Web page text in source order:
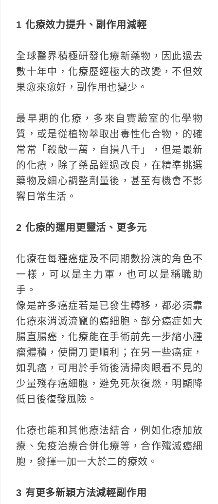
1 化療效力提升、副作用減輕
全球醫界積極研發化療新藥物，因此過去
數十年中，化療歷經極大的改變，不但效
果愈來愈好，副作用也變少。
最早期的化療，多來自實驗室的化學物
質，或是從植物萃取出毒性化合物，的確
常常「殺敵一萬，自損八千」，但是最新
的化療，除了藥品經過改良，在精準挑選
藥物及細心調整劑量後，甚至有機會不影
響日常生活。
2 化療的運用更靈活、更多元
化療在每種癌症及不同期數扮演的角色不
一樣，可以是主力軍，也可以是稱職助
手。
像是許多癌症若是已發生轉移，都必須靠
化療來消滅流竄的癌細胞。部分癌症如大
腸直腸癌，化療能在手術前先一步縮小腫
瘤體積，使開刀更順利；在另一些癌症，
如乳癌，可用於手術後清掃肉眼看不見的
少量殘存癌細胞，避免死灰復燃，明顯降
低日後復發風險。
化療也能和其他療法結合，例如化療加放
療、免疫治療合併化療等，合作殲滅癌細
胞，發揮一加一大於二的療效。
3 有更多新穎方法減輕副作用